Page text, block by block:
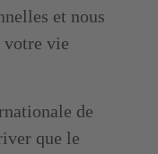
et nous
votre vie
de
que le